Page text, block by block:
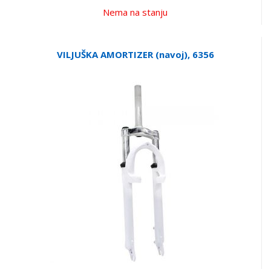
Nema na stanju
VILJUŠKA AMORTIZER (navoj), 6356